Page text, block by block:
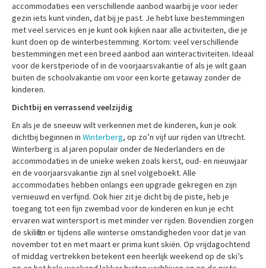
accommodaties een verschillende aanbod waarbij je voor ieder
gezin iets kunt vinden, dat bij je past. Je hebt luxe bestemmingen
met veel services en je kunt ook kijken naar alle activiteiten, die je
kunt doen op de winterbestemming. Kortom: veel verschillende
bestemmingen met een breed aanbod aan winteractiviteiten. Ideaal
voor de kerstperiode of in de voorjaarsvakantie of als je wilt gaan
buiten de schoolvakantie om voor een korte getaway zonder de
kinderen.
Dichtbij en verrassend veelzijdig
En als je de sneeuw wilt verkennen met de kinderen, kun je ook
dichtbij beginnen in Winterberg, op zo’n vijf uur rijden van Utrecht.
Winterberg is al jaren populair onder de Nederlanders en de
accommodaties in de unieke weken zoals kerst, oud- en nieuwjaar
en de voorjaarsvakantie zijn al snel volgeboekt. Alle
accommodaties hebben onlangs een upgrade gekregen en zijn
vernieuwd en verfijnd. Ook hier zit je dicht bij de piste, heb je
toegang tot een fijn zwembad voor de kinderen en kun je echt
ervaren wat wintersport is met minder ver rijden. Bovendien zorgen
de skiliften er tijdens alle winterse omstandigheden voor dat je van
november tot en met maart er prima kunt skiën. Op vrijdagochtend
of middag vertrekken betekent een heerlijk weekend op de ski’s